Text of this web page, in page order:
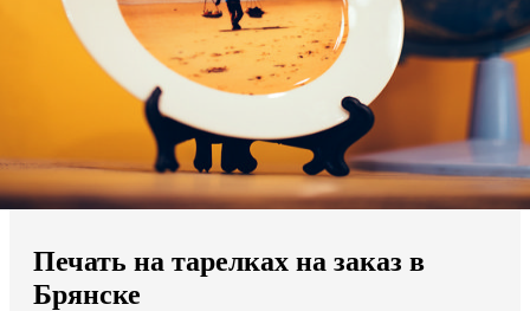
Мы доставляем по всему миру
Продолжить без города
Печать на тарелках на заказ в
Брянске